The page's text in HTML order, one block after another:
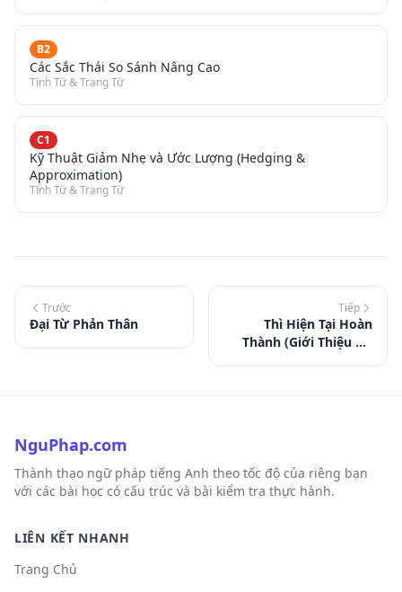
B2
Các Sắc Thái So Sánh Nâng Cao
Tính Từ & Trạng Từ
C1
Kỹ Thuật Giảm Nhẹ và Ước Lượng (Hedging &
Approximation)
Tính Từ & Trạng Từ
Trước
Đại Từ Phản Thân
Tiếp
Thì Hiện Tại Hoàn
Thành (Giới Thiệu Cơ
NguPhap.com
Thành thạo ngữ pháp tiếng Anh theo tốc độ của riêng bạn
với các bài học có cấu trúc và bài kiểm tra thực hành.
LIÊN KẾT NHANH
Trang Chủ